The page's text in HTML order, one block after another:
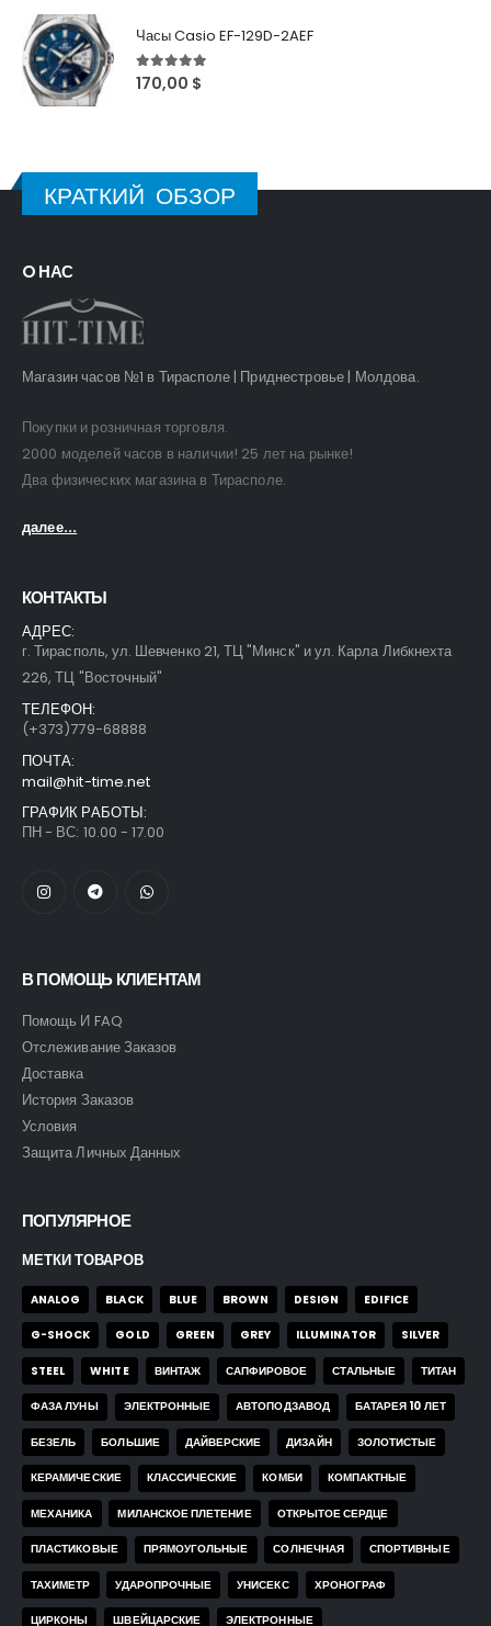
Часы Casio EF-129D-2AEF
5out of 5
170,00 $
КРАТКИЙ ОБЗОР
O НАС
Магазин часов №1 в Тирасполе | Приднестровье | Молдова.
Покупки и розничная торговля.
2000 моделей часов в наличии! 25 лет на рынке!
Два физических магазина в Тирасполе.
далее...
КОНТАКТЫ
АДРЕС:
г. Тирасполь, ул. Шевченко 21, ТЦ "Минск" и ул. Карла Либкнехта
226, ТЦ "Восточный"
ТЕЛЕФОН:
(+373)779-68888
ПОЧТА:
mail@hit-time.net
ГРАФИК РАБОТЫ:
ПН - ВС: 10.00 - 17.00
В ПОМОЩЬ КЛИЕНТАМ
Помощь И FAQ
Отслеживание Заказов
Доставка
История Заказов
Условия
Защита Личных Данных
ПОПУЛЯРНОЕ
МЕТКИ ТОВАРОВ
ANALOG BLACK BLUE BROWN DESIGN EDIFICE
G-SHOCK GOLD GREEN GREY ILLUMINATOR SILVER
STEEL WHITE ВИНТАЖ САПФИРОВОЕ СТАЛЬНЫЕ ТИТАН
ФАЗА ЛУНЫ ЭЛЕКТРОННЫЕ АВТОПОДЗАВОД БАТАРЕЯ 10 ЛЕТ
БЕЗЕЛЬ БОЛЬШИЕ ДАЙВЕРСКИЕ ДИЗАЙН ЗОЛОТИСТЫЕ
КЕРАМИЧЕСКИЕ КЛАССИЧЕСКИЕ КОМБИ КОМПАКТНЫЕ
МЕХАНИКА МИЛАНСКОЕ ПЛЕТЕНИЕ ОТКРЫТОЕ СЕРДЦЕ
ПЛАСТИКОВЫЕ ПРЯМОУГОЛЬНЫЕ СОЛНЕЧНАЯ СПОРТИВНЫЕ
ТАХИМЕТР УДАРОПРОЧНЫЕ УНИСЕКС ХРОНОГРАФ
ЦИРКОНЫ ШВЕЙЦАРСКИЕ ЭЛЕКТРОННЫЕ